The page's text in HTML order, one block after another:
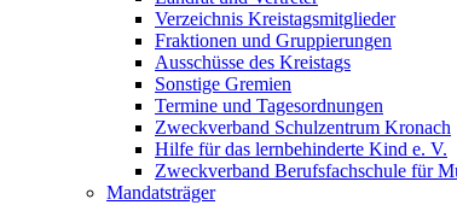
Verzeichnis Kreistagsmitglieder
Fraktionen und Gruppierungen
Ausschüsse des Kreistags
Sonstige Gremien
Termine und Tagesordnungen
Zweckverband Schulzentrum Kronach
Hilfe für das lernbehinderte Kind e. V.
Zweckverband Berufsfachschule für
Mandatsträger